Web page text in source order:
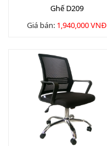
Ghế D209
Giá bán: 1,940,000 VNĐ